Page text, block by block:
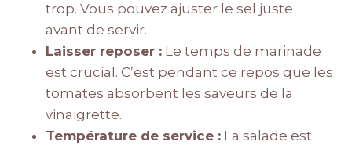
trop. Vous pouvez ajuster le sel juste
avant de servir.
Laisser reposer : Le temps de marinade
est crucial. C’est pendant ce repos que les
tomates absorbent les saveurs de la
vinaigrette.
Température de service : La salade est